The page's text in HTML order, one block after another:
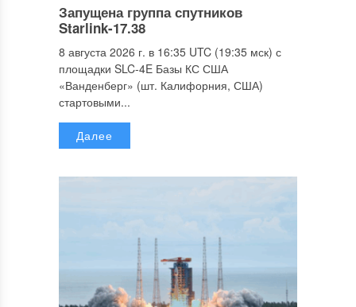
Запущена группа спутников
Starlink-17.38
8 августа 2026 г. в 16:35 UTC (19:35 мск) с
площадки SLC-4E Базы КС США
«Ванденберг» (шт. Калифорния, США)
стартовыми...
Далее